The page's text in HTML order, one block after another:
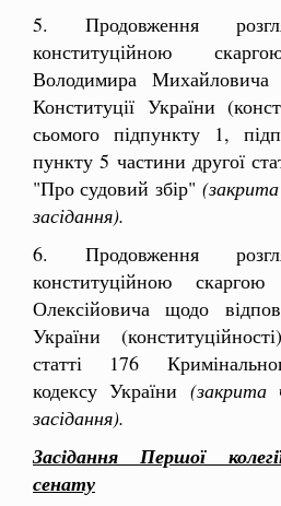
5. Продовження
конституційною
Володимира Михайловича
Конституції України
сьомого підпункту 1,
пункту 5 частини другої
"Про судовий збір"
засідання).
6. Продовження
конституційною скаргою
Олексійовича щодо
України
статті 176
кодексу України (закрита
засідання).
Засідання Першої
сенату